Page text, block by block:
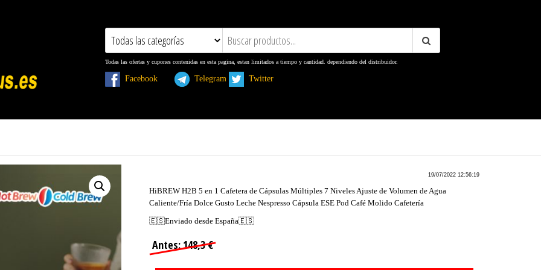
Todas las ofertas y cupones contenidas en esta pagina, estan limitados a tiempo y cantidad. dependiendo del distribuidor.
Facebook Telegram Twitter
19/07/2022 12:56:19
HiBREW H2B 5 en 1 Cafetera de Cápsulas Múltiples 7 Niveles Ajuste de Volumen de Agua
Caliente/Fría Dolce Gusto Leche Nespresso Cápsula ESE Pod Café Molido Cafetería
🇪🇸Enviado desde España🇪🇸
Antes: 148,3 €